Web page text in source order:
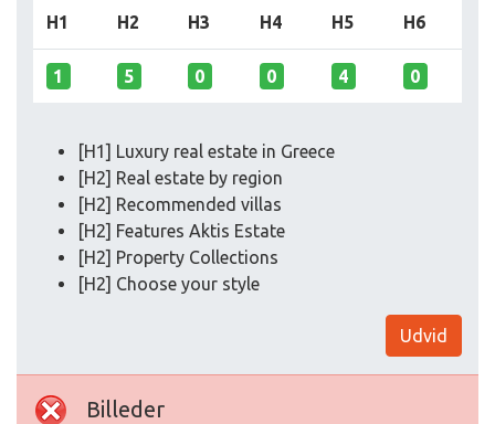
H1 H2 H3 H4 H5 H6
1 5 0 0 4 0
[H1] Luxury real estate in Greece
[H2] Real estate by region
[H2] Recommended villas
[H2] Features Aktis Estate
[H2] Property Collections
[H2] Choose your style
Udvid
Billeder